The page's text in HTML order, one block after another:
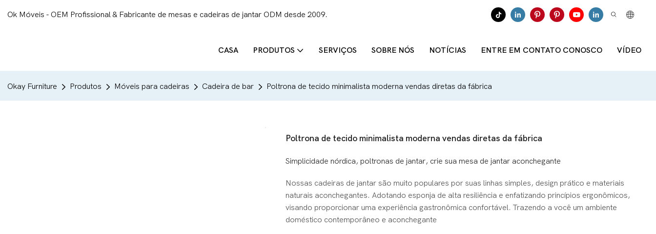
Ok Móveis - OEM Profissional & Fabricante de mesas e cadeiras de jantar ODM desde 2009.
CASA PRODUTOS SERVIÇOS SOBRE NÓS NOTÍCIAS ENTRE EM CONTATO CONOSCO VÍDEO
Okay Furniture Produtos Móveis para cadeiras Cadeira de bar Poltrona de tecido minimalista moderna vendas diretas da fábrica
Poltrona de tecido minimalista moderna vendas diretas da fábrica
Simplicidade nórdica, poltronas de jantar, crie sua mesa de jantar aconchegante
Nossas cadeiras de jantar são muito populares por suas linhas simples, design prático e materiais
naturais aconchegantes. Adotando esponja de alta resiliência e enfatizando princípios ergonômicos,
visando proporcionar uma experiência gastronômica confortável. Trazendo a você um ambiente
doméstico contemporâneo e aconchegante